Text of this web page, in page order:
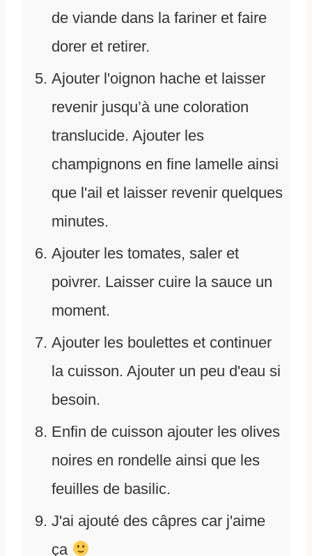
de viande dans la fariner et faire
dorer et retirer.
Ajouter l'oignon hache et laisser
revenir jusqu’à une coloration
translucide. Ajouter les
champignons en fine lamelle ainsi
que l'ail et laisser revenir quelques
minutes.
Ajouter les tomates, saler et
poivrer. Laisser cuire la sauce un
moment.
Ajouter les boulettes et continuer
la cuisson. Ajouter un peu d'eau si
besoin.
Enfin de cuisson ajouter les olives
noires en rondelle ainsi que les
feuilles de basilic.
J'ai ajouté des câpres car j'aime
ça